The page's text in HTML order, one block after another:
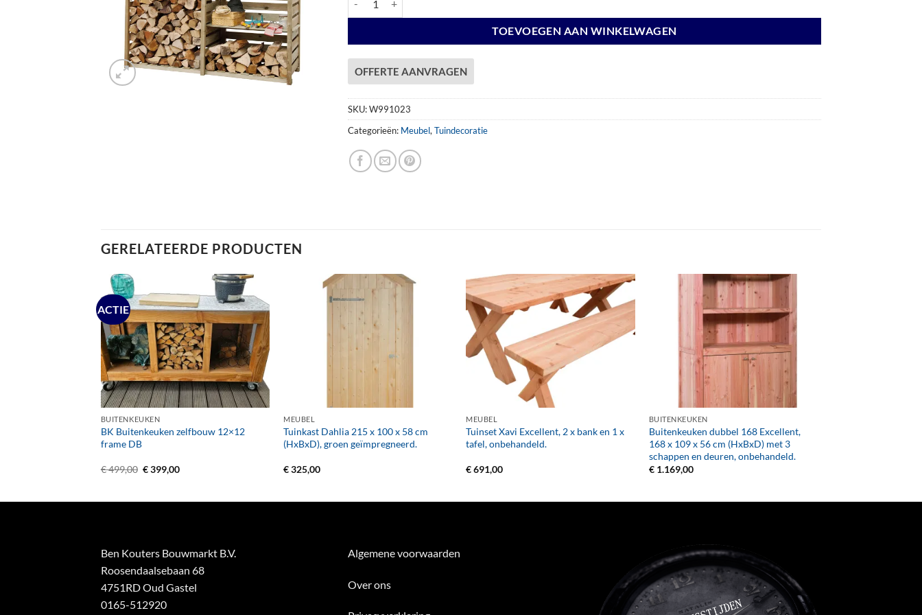
TOEVOEGEN AAN WINKELWAGEN
OFFERTE AANVRAGEN
SKU:W991023
Categorieën: Meubel, Tuindecoratie
GERELATEERDE PRODUCTEN
ACTIE
+
BUITENKEUKEN
BK Buitenkeuken zelfbouw 12×12
frame DB
€499,00 Oorspronkelijke
€399,00Huidige
MEUBEL
Tuinkast Dahlia 215 x 100 x 58 cm
(HxBxD), groen geïmpregneerd.
€325,00
MEUBEL
Tuinset Xavi Excellent, 2 x bank en 1 x
tafel, onbehandeld.
€691,00
BUITENKEUKEN
Buitenkeuken dubbel 168 Excellent,
168 x 109 x 56 cm (HxBxD) met 3
schappen en deuren, onbehandeld.
€1.169,00
Ben Kouters Bouwmarkt B.V.
Roosendaalsebaan 68
4751RD Oud Gastel
0165-512920
Algemene voorwaarden
Over ons